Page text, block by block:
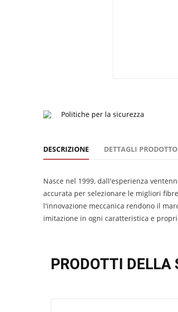
Politiche per la sicurezza
DESCRIZIONE DETTAGLI PRODOTTO
Nasce nel 1999, dall'esperienza
accurata per selezionare le migliori
l'innovazione meccanica rendono il
imitazione in ogni caratteristica e
PRODOTTI DELLA